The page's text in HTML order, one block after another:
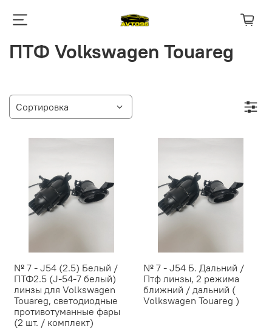
ПТФ Volkswagen Touareg
№ 7 - J54 (2.5) Белый /
ПТФ2.5 (J-54-7 белый)
линзы для Volkswagen
Touareg, светодиодные
противотуманные фары
(2 шт. / комплект)
№ 7 - J54 Б. Дальний /
Птф линзы, 2 режима
ближний / дальний (
Volkswagen Touareg )